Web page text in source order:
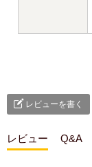
レビューを書く
レビュー Q&A